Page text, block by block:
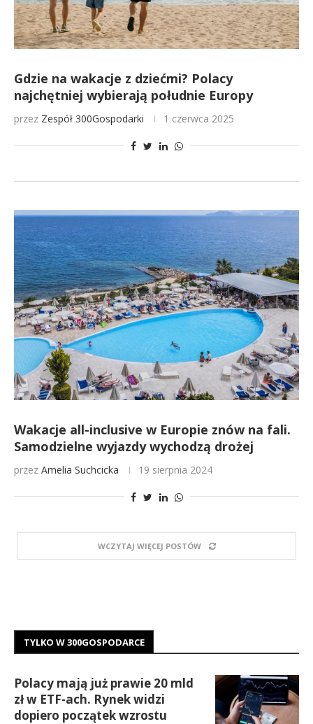
Gdzie na wakacje z dziećmi? Polacy
najchętniej wybierają południe Europy
przez Zespół 300Gospodarki 1 czerwca 2025
Wakacje all-inclusive w Europie znów na fali.
Samodzielne wyjazdy wychodzą drożej
przez Amelia Suchcicka 19 sierpnia 2024
WCZYTAJ WIĘCEJ POSTÓW
TYLKO W 300GOSPODARCE
Polacy mają już prawie 20 mld
zł w ETF-ach. Rynek widzi
dopiero początek wzrostu